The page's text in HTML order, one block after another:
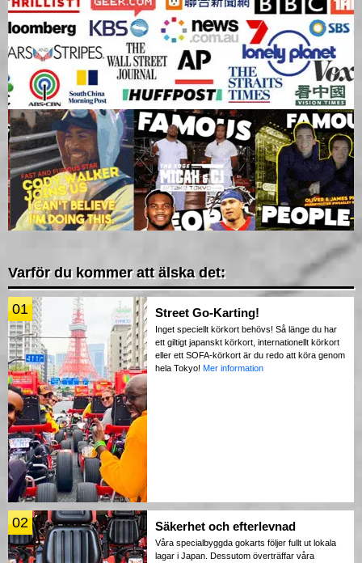
Varför du kommer att älska det:
01 Street Go-Karting!
Inget speciellt körkort behövs! Så länge du har
ett giltigt japanskt körkort, internationellt körkort
eller ett SOFA-körkort är du redo att köra genom
hela Tokyo! Mer information
02 Säkerhet och efterlevnad
Våra specialbyggda gokarts följer fullt ut lokala
lagar i Japan. Dessutom överträffar våra